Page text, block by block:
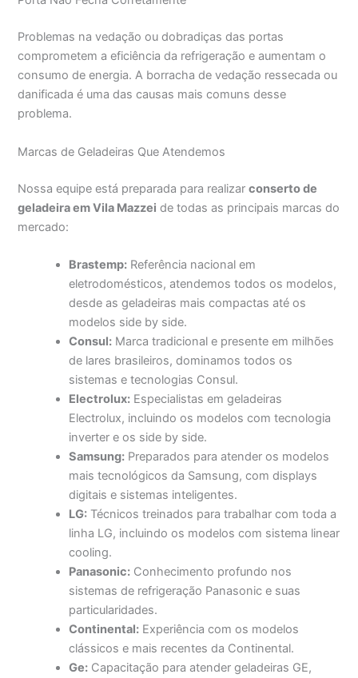
Problemas na vedação ou dobradiças das portas
comprometem a eficiência da refrigeração e aumentam o
consumo de energia. A borracha de vedação ressecada ou
danificada é uma das causas mais comuns desse
problema.
Marcas de Geladeiras Que Atendemos
Nossa equipe está preparada para realizarconserto de
geladeira em Vila Mazzei de todas as principais marcas do
mercado:
Brastemp: Referência nacional em
eletrodomésticos, atendemos todos os modelos,
desde as geladeiras mais compactas até os
modelos side by side.
Consul: Marca tradicional e presente em milhões
de lares brasileiros, dominamos todos os
sistemas e tecnologias Consul.
Electrolux: Especialistas em geladeiras
Electrolux, incluindo os modelos com tecnologia
inverter e os side by side.
Samsung: Preparados para atender os modelos
mais tecnológicos da Samsung, com displays
digitais e sistemas inteligentes.
LG: Técnicos treinados para trabalhar com toda a
linha LG, incluindo os modelos com sistema linear
cooling.
Panasonic: Conhecimento profundo nos
sistemas de refrigeração Panasonic e suas
particularidades.
Continental: Experiência com os modelos
clássicos e mais recentes da Continental.
Ge: Capacitação para atender geladeiras GE,